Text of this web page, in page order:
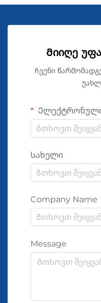
Მიიღე
Ჩვენი
Სახელი
Company Name
Message